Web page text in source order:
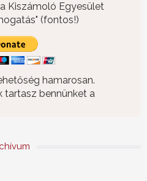
Kiszámoló Egyesület
(fontos!)
hamarosan.
tartasz bennünket a